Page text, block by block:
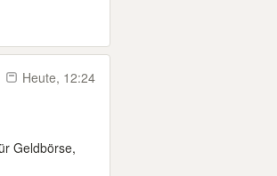
Heute, 12:24
Geldbörse,